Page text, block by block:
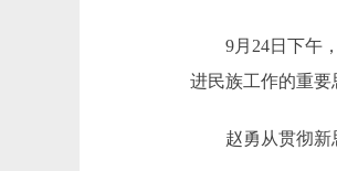
9月24日下午，
进民族工作的重要
赵勇从贯彻新思